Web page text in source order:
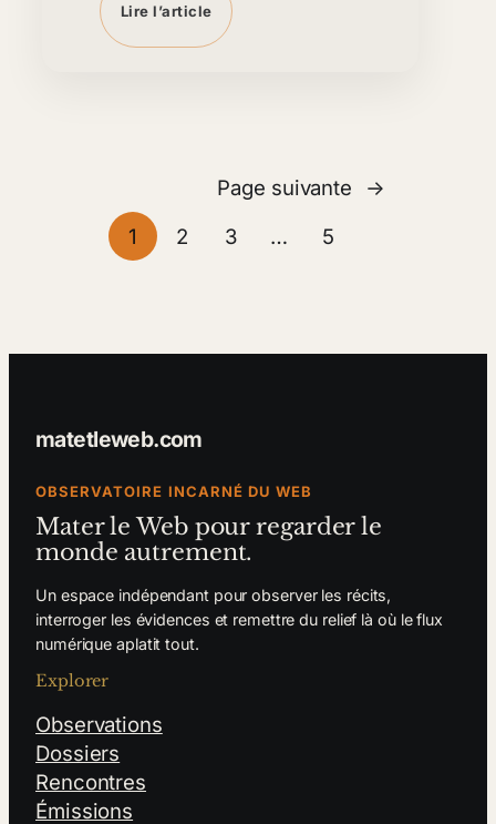
Lire l’article
1 2 3 … 5
Page suivante →
matetleweb.com
OBSERVATOIRE INCARNÉ DU WEB
Mater le Web pour regarder le
monde autrement.
Un espace indépendant pour observer les récits,
interroger les évidences et remettre du relief là où le flux
numérique aplatit tout.
Explorer
Observations
Dossiers
Rencontres
Émissions